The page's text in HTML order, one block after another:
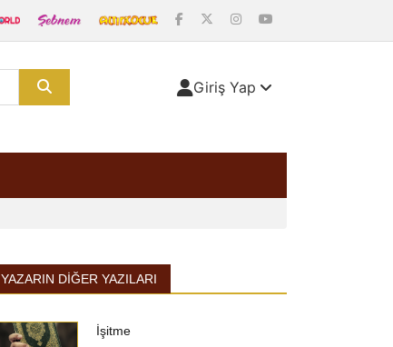
Giriş Yap
YAZARIN DIĞER YAZILARI
İşitme